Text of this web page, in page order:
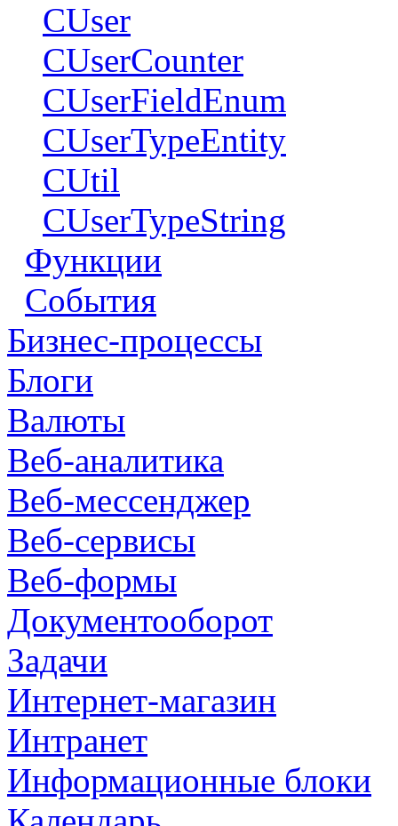
CUser
CUserCounter
CUserFieldEnum
CUserTypeEntity
CUtil
CUserTypeString
Функции
События
Бизнес-процессы
Блоги
Валюты
Веб-аналитика
Веб-мессенджер
Веб-сервисы
Веб-формы
Документооборот
Задачи
Интернет-магазин
Интранет
Информационные блоки